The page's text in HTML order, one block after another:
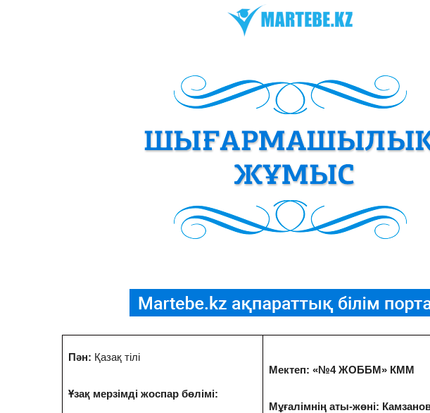
Пән: Қазақ тілі
Ұзақ мерзімді жоспар бөлімі:
Мектеп: «№4 ЖОББМ» КММ
Мұғалімнің аты-жөні: